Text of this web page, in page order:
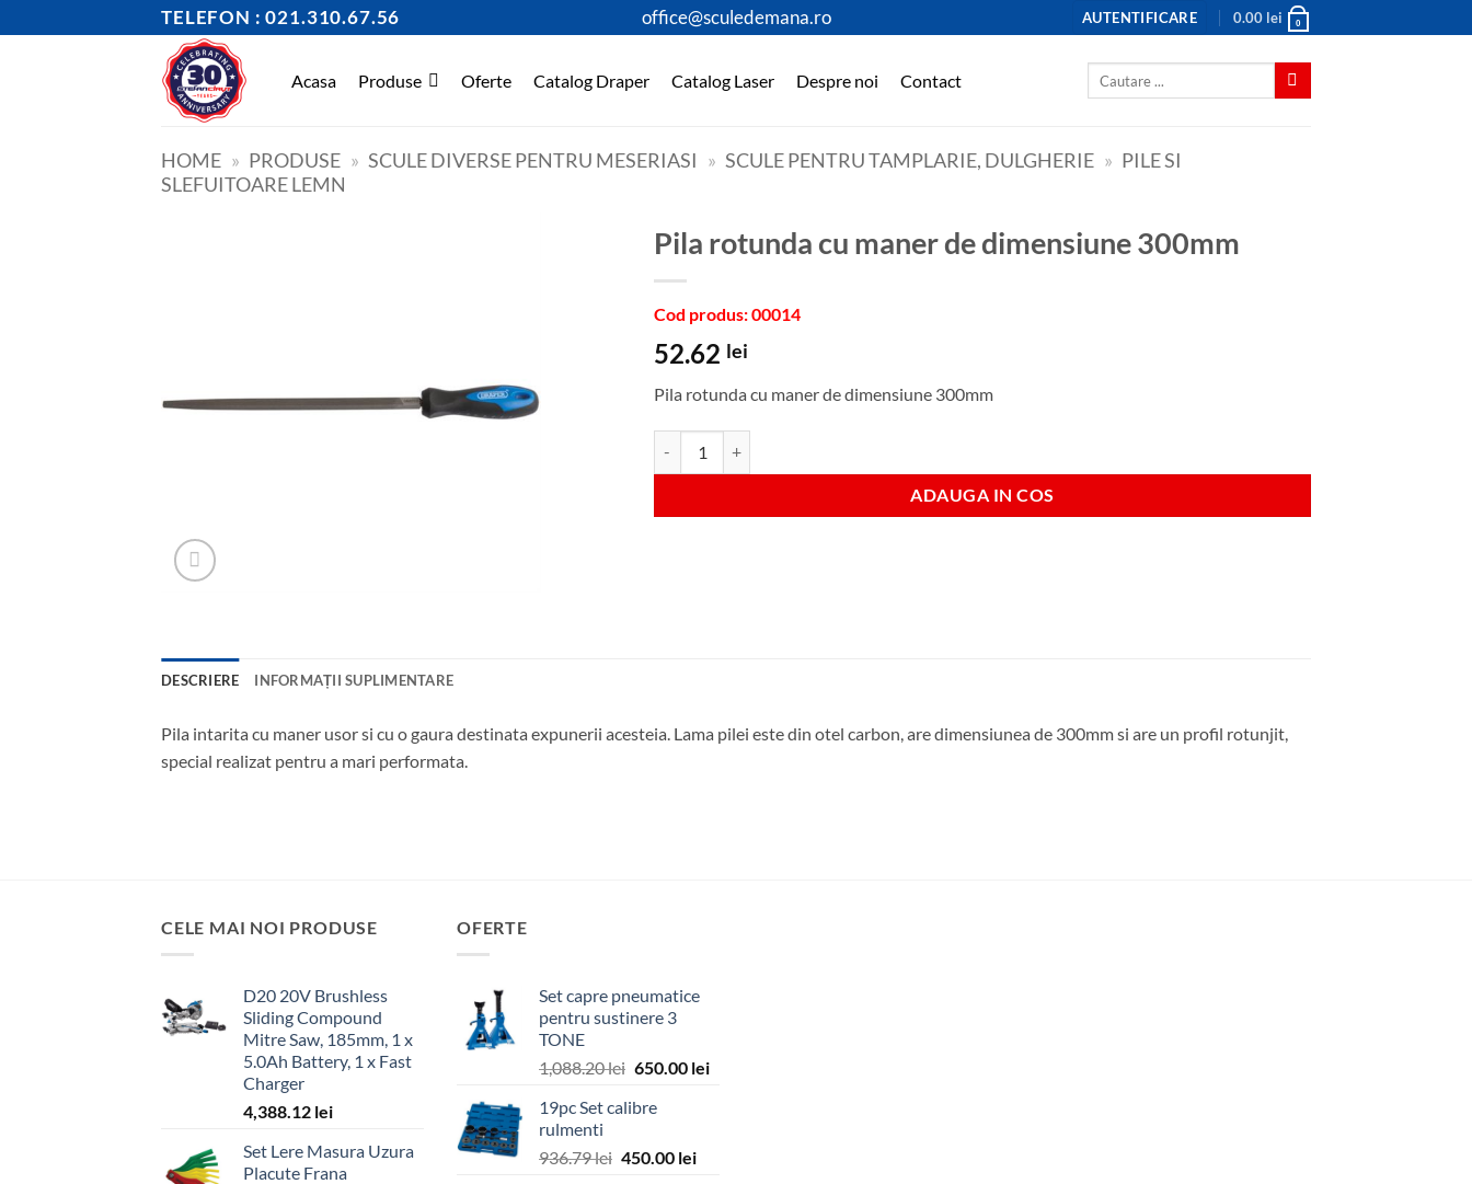
to
TELEFON : 021.310.67.56 office@sculedemana.ro AUTENTIFICARE 0.00 lei 0
Acasa Produse Oferte Catalog Draper Catalog Laser Despre noi Contact
HOME » PRODUSE » SCULE DIVERSE PENTRU MESERIASI » SCULE PENTRU TAMPLARIE, DULGHERIE » PILE SI
SLEFUITOARE LEMN
Pila rotunda cu maner de dimensiune 300mm
Cod produs: 00014
52.62 lei
Pila rotunda cu maner de dimensiune 300mm
ADAUGA IN COS
DESCRIERE INFORMAȚII SUPLIMENTARE
Pila intarita cu maner usor si cu o gaura destinata expunerii acesteia. Lama pilei este din otel carbon, are dimensiunea de 300mm si are un profil rotunjit,
special realizat pentru a mari performata.
CELE MAI NOI PRODUSE
D20 20V Brushless
Sliding Compound
Mitre Saw, 185mm, 1 x
5.0Ah Battery, 1 x Fast
Charger
4,388.12 lei
Set Lere Masura Uzura
Placute Frana
OFERTE
Set capre pneumatice
pentru sustinere 3
TONE
1,088.20lei Prețul
a
1,088.20 lei.
650.00 leiPrețul
19pc Set calibre
rulmenti
936.79lei Prețul
450.00 leiPrețul